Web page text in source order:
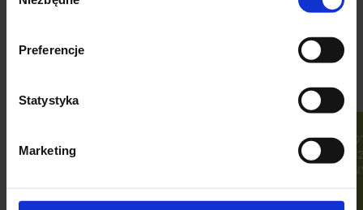
Preferencje
Statystyka
Marketing
ogrodowe. Jednocześnie dzięki zastosowaniu odpowiedniego wypełnienia (pianka
kilkadziesiąt standardowych kolorów jednobarwnych, dzięki czemu każdy
powinien dobrać poduszkę na krzesło ogrodowe pasującą do aranżacji ogrodu lub
Poduszka mocowana jest do krzesła ogrodowego za pomocą troczków.